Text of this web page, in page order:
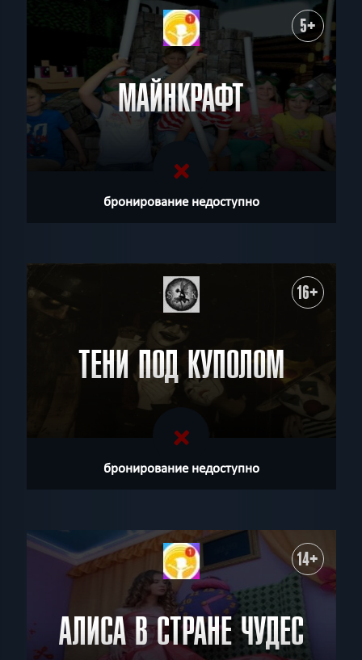
5+
МАЙНКРАФТ
бронирование недоступно
16+
ТЕНИ ПОД КУПОЛОМ
бронирование недоступно
14+
АЛИСА В СТРАНЕ ЧУДЕС